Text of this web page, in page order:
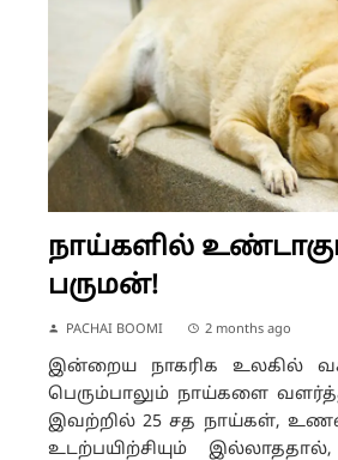
நாய்களில்
பருமன்!
PACHAI BOOMI 2 months ago
இன்றைய நாகரிக உலகில்
பெரும்பாலும் நாய்களை
இவற்றில் 25 சத நாய்கள்,
உடற்பயிற்சியும்